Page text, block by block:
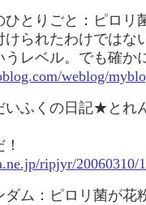
ひとりごと：ピロリ
けられたわけではな
うレベル。でも確か
weblog/
いふくの日記★とれ
ripjyr/20060310/
ダム：ピロリ菌が花